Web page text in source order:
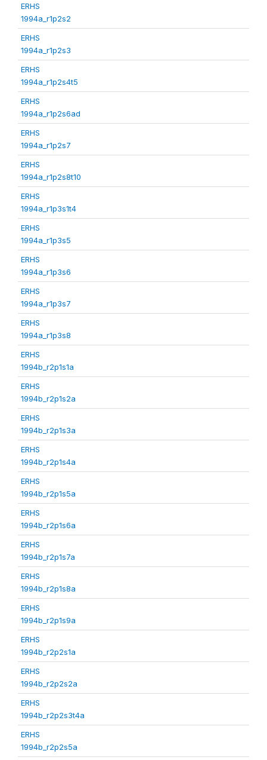
ERHS
1994a_r1p2s2
ERHS
1994a_r1p2s3
ERHS
1994a_r1p2s4t5
ERHS
1994a_r1p2s6ad
ERHS
1994a_r1p2s7
ERHS
1994a_r1p2s8t10
ERHS
1994a_r1p3s1t4
ERHS
1994a_r1p3s5
ERHS
1994a_r1p3s6
ERHS
1994a_r1p3s7
ERHS
1994a_r1p3s8
ERHS
1994b_r2p1s1a
ERHS
1994b_r2p1s2a
ERHS
1994b_r2p1s3a
ERHS
1994b_r2p1s4a
ERHS
1994b_r2p1s5a
ERHS
1994b_r2p1s6a
ERHS
1994b_r2p1s7a
ERHS
1994b_r2p1s8a
ERHS
1994b_r2p1s9a
ERHS
1994b_r2p2s1a
ERHS
1994b_r2p2s2a
ERHS
1994b_r2p2s3t4a
ERHS
1994b_r2p2s5a